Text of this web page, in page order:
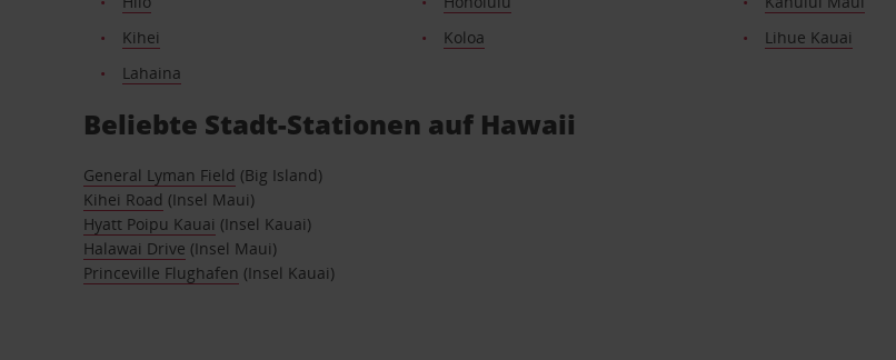
Kihei
Koloa Lihue Kauai
Lahaina
Beliebte Stadt-Stationen auf Hawaii
General Lyman Field (Big Island)
Kihei Road (Insel Maui)
Hyatt Poipu Kauai (Insel Kauai)
Halawai Drive (Insel Maui)
Princeville Flughafen (Insel Kauai)